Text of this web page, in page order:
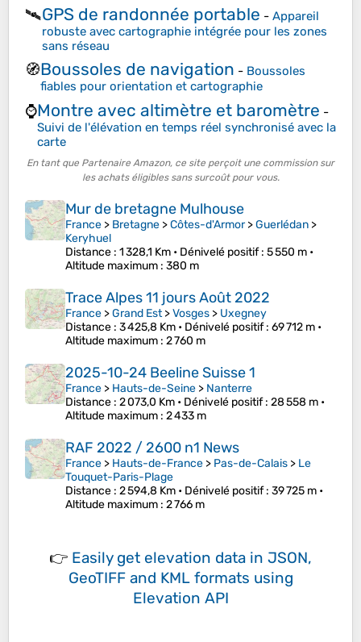
🛰️GPS de randonnée portable - Appareil
robuste avec cartographie intégrée pour les zones
sans réseau
🧭Boussoles de navigation - Boussoles
fiables pour orientation et cartographie
⌚Montre avec altimètre et baromètre -
Suivi de l'élévation en temps réel synchronisé avec la
carte
En tant que Partenaire Amazon, ce site perçoit une commission sur
les achats éligibles sans surcoût pour vous.
Mur de bretagne Mulhouse
France > Bretagne >Côtes-d'Armor>Guerlédan >
Keryhuel
Distance : 1 328,1 Km • Dénivelé positif: 5 550 m •
Altitude maximum : 380 m
Trace Alpes 11 jours Août 2022
France >Grand Est>Vosges > Uxegney
Distance : 3 425,8 Km • Dénivelé positif: 69 712 m •
Altitude maximum : 2 760 m
2025-10-24 Beeline Suisse 1
France > Hauts-de-Seine > Nanterre
Distance : 2 073,0 Km • Dénivelé positif: 28 558 m •
Altitude maximum : 2 433 m
RAF 2022 / 2600 n1 News
France > Hauts-de-France > Pas-de-Calais > Le
Touquet-Paris-Plage
Distance : 2 594,8 Km • Dénivelé positif: 39 725 m •
Altitude maximum : 2 766 m
👉 Easily get elevation data in JSON,
GeoTIFF and KML formats using
Elevation API